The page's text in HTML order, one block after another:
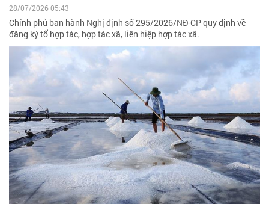
28/07/2026 05:43
Chính phủ ban hành Nghị định số 295/2026/NĐ-CP quy định về
đăng ký tổ hợp tác, hợp tác xã, liên hiệp hợp tác xã.